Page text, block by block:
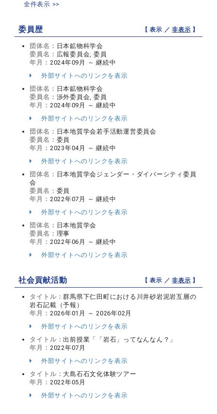
全件表示 >>
委員歴 【 表示 ／非表示 】
団体名： 日本鉱物科学会
委員名： 広報委員会, 委員
年月： 2024年09月 ～ 継続中
外部サイトへのリンクを表示
団体名： 日本鉱物科学会
委員名： 渉外委員会, 委員
年月： 2024年09月 ～ 継続中
外部サイトへのリンクを表示
団体名： 日本地質学会若手活動運営委員会
委員名： 委員
年月： 2023年04月 ～ 継続中
外部サイトへのリンクを表示
団体名： 日本地質学会ジェンダー・ダイバーシティ委員
会
委員名： 委員
年月： 2022年07月 ～ 継続中
外部サイトへのリンクを表示
団体名： 日本地質学会
委員名： 理事
年月： 2022年06月 ～ 継続中
外部サイトへのリンクを表示
社会貢献活動 【 表示 ／非表示 】
タイトル：群馬県下仁田町における川井砂岩泥岩互層の
岩石記載（予報）
年月： 2026年01月 ～ 2026年02月
外部サイトへのリンクを表示
タイトル：出前授業「「岩石」ってなんなん？」
年月： 2022年07月
外部サイトへのリンクを表示
タイトル： 大島石石文化体験ツアー
年月： 2022年05月
外部サイトへのリンクを表示